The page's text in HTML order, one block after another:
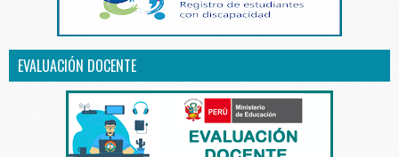
EVALUACIÓN DOCENTE